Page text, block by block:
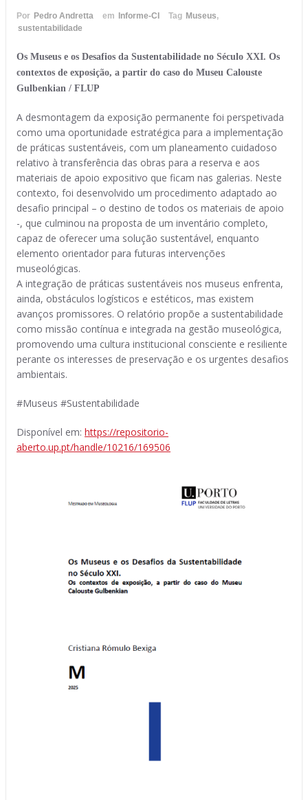
Por Pedro Andretta em Informe-CI Tag Museus,
sustentabilidade
Os Museus e os Desafios da Sustentabilidade no Século XXI. Os
contextos de exposição, a partir do caso do Museu Calouste
Gulbenkian / FLUP
A desmontagem da exposição permanente foi perspetivada
como uma oportunidade estratégica para a implementação
de práticas sustentáveis, com um planeamento cuidadoso
relativo à transferência das obras para a reserva e aos
materiais de apoio expositivo que ficam nas galerias. Neste
contexto, foi desenvolvido um procedimento adaptado ao
desafio principal – o destino de todos os materiais de apoio
-, que culminou na proposta de um inventário completo,
capaz de oferecer uma solução sustentável, enquanto
elemento orientador para futuras intervenções
museológicas.
A integração de práticas sustentáveis nos museus enfrenta,
ainda, obstáculos logísticos e estéticos, mas existem
avanços promissores. O relatório propõe a sustentabilidade
como missão contínua e integrada na gestão museológica,
promovendo uma cultura institucional consciente e resiliente
perante os interesses de preservação e os urgentes desafios
ambientais.
#Museus #Sustentabilidade
Disponível em: https://repositorio-
aberto.up.pt/handle/10216/169506